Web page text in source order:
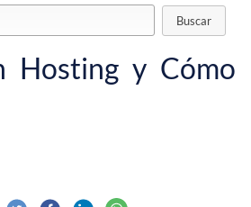
Hosting y Cómo